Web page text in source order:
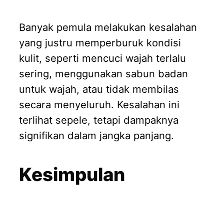
Banyak pemula melakukan kesalahan
yang justru memperburuk kondisi
kulit, seperti mencuci wajah terlalu
sering, menggunakan sabun badan
untuk wajah, atau tidak membilas
secara menyeluruh. Kesalahan ini
terlihat sepele, tetapi dampaknya
signifikan dalam jangka panjang.
Kesimpulan